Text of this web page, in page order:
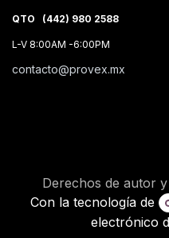
QTO (442) 980 2588
L-V 8:00AM -6:00PM
contacto@provex.mx
Derechos de autor
Con la tecnología de
electrónico